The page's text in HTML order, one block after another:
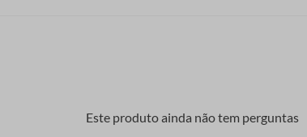
Este produto ainda não tem perguntas